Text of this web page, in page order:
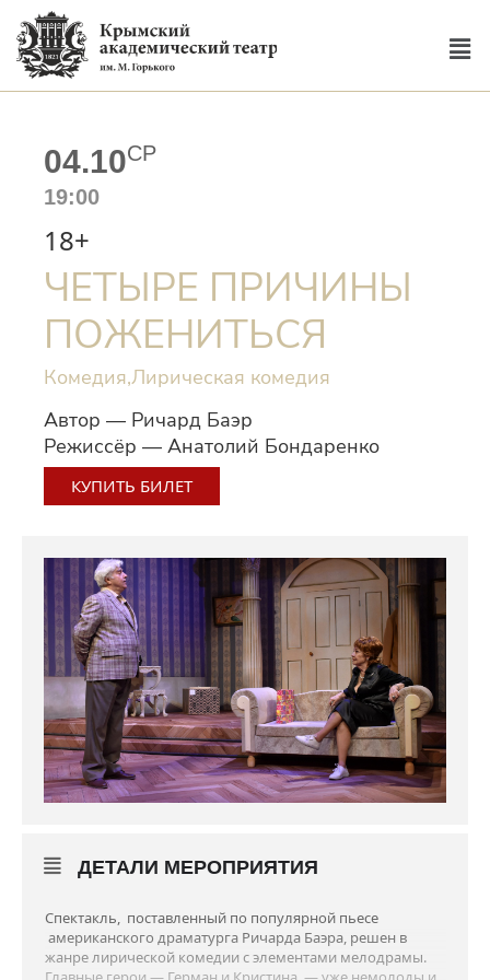
04.10СР
19:00
18+
КУПИТЬ БИЛЕТ
Автор — Ричард Баэр
Режиссёр — Анатолий Бондаренко
ЧЕТЫРЕ ПРИЧИНЫ
ПОЖЕНИТЬСЯ
Комедия,Лирическая комедия
ДЕТАЛИ МЕРОПРИЯТИЯ
Спектакль, поставленный по популярной пьесе
американского драматурга Ричарда Баэра, решен в
жанре лирической комедии с элементами мелодрамы.